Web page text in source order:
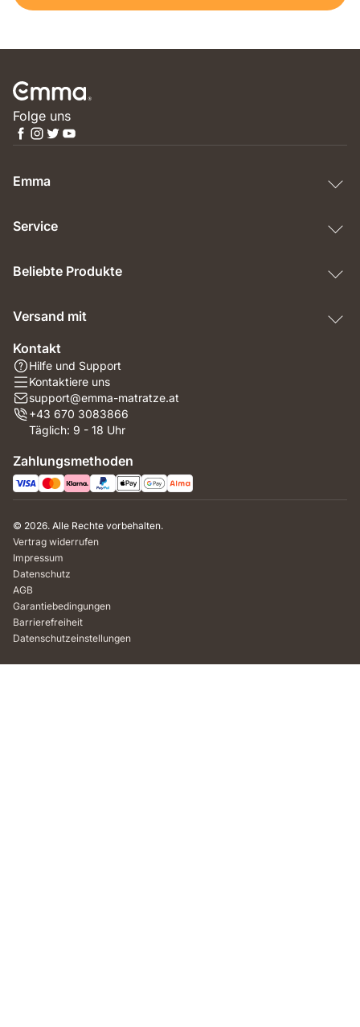
Folge uns
Emma
Service
Beliebte Produkte
Versand mit
Kontakt
Hilfe und Support
Kontaktiere uns
support@emma-matratze.at
+43 670 3083866
Täglich: 9 - 18 Uhr
Zahlungsmethoden
© 2026. Alle Rechte vorbehalten.
Vertrag widerrufen
Impressum
Datenschutz
AGB
Garantiebedingungen
Barrierefreiheit
Datenschutzeinstellungen